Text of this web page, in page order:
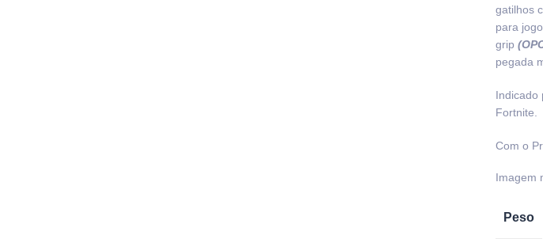
gatilhos
para
grip
pegada
Indicado
Fortnite.
Com o
Peso